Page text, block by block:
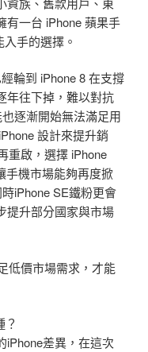
有一台 iPhone 蘋果手
手的選擇。
輪到 iPhone 8 在支撐
年往下掉，難以對抗
逐漸開始無法滿足用
設計來提升銷
重啟，選擇 iPhone
手機市場能夠再度掀
iPhone SE鐵粉更會
提升部分國家與市場
低價市場需求，才能
iPhone差異，在這次